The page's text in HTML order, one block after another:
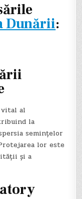
Dunării:
vital al
la
semințelor
lor este
și a